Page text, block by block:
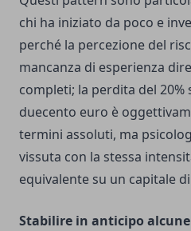
chi ha iniziato da poco e
perché la percezione del
mancanza di esperienza
completi; la perdita del
duecento euro è
termini assoluti, ma
vissuta con la stessa
equivalente su un capitale
Stabilire in anticipo